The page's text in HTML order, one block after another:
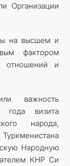
Организации
на высшем и
фактором
отношений и
важность
года визита
народа,
Народную
КНР Си